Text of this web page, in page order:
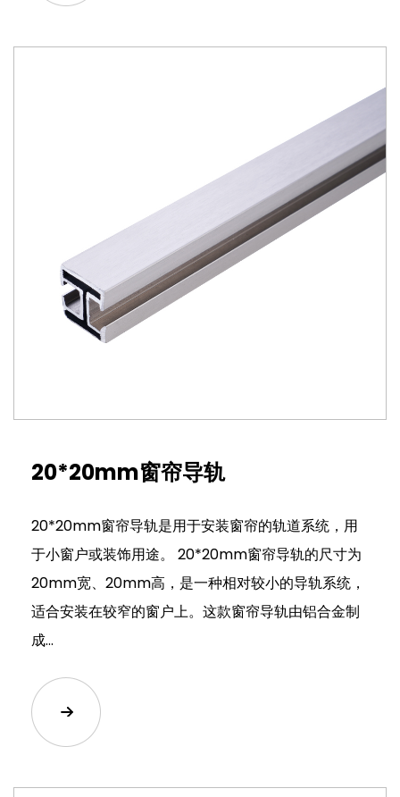
20*20mm窗帘导轨
20*20mm窗帘导轨是用于安装窗帘的轨道系统，用
于小窗户或装饰用途。 20*20mm窗帘导轨的尺寸为
20mm宽、20mm高，是一种相对较小的导轨系统，
适合安装在较窄的窗户上。这款窗帘导轨由铝合金制
成...